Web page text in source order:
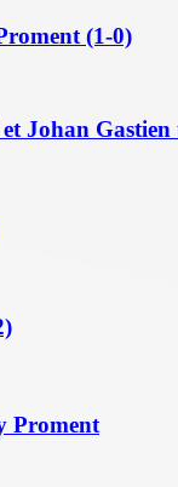
(1-0)
Johan
Proment